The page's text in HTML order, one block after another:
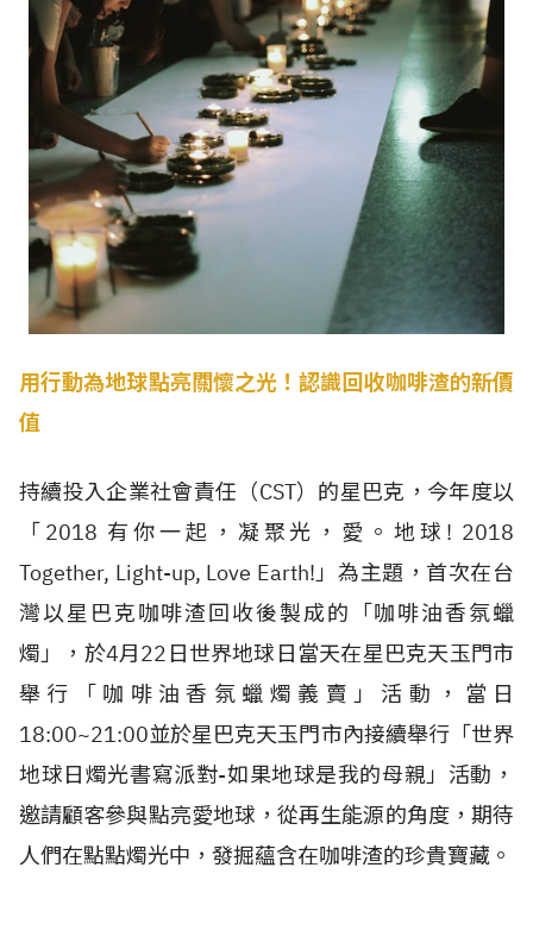
用行動為地球點亮關懷之光！認識回收咖啡渣的新價
值
持續投入企業社會責任（CST）的星巴克，今年度以
「2018 有你一起，凝聚光，愛。地球! 2018
Together, Light-up, Love Earth!」為主題，首次在台
灣以星巴克咖啡渣回收後製成的「咖啡油香氛蠟
燭」，於4月22日世界地球日當天在星巴克天玉門市
舉行「咖啡油香氛蠟燭義賣」活動，當日
18:00~21:00並於星巴克天玉門市內接續舉行「世界
地球日燭光書寫派對-如果地球是我的母親」活動，
邀請顧客參與點亮愛地球，從再生能源的角度，期待
人們在點點燭光中，發掘蘊含在咖啡渣的珍貴寶藏。